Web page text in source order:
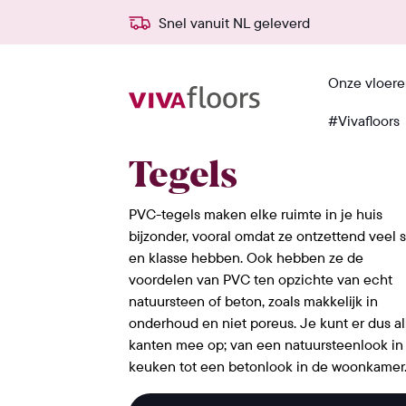
600+ erkende verkooppunten
Onze
#Vivafloors
Tegels
PVC-tegels maken elke ruimte in je huis
bijzonder, vooral omdat ze ontzettend veel
en klasse hebben. Ook hebben ze de
voordelen van PVC ten opzichte van echt
natuursteen of beton, zoals makkelijk in
onderhoud en niet poreus. Je kunt er dus
kanten mee op; van een natuursteenlook
keuken tot een betonlook in de woonkamer.